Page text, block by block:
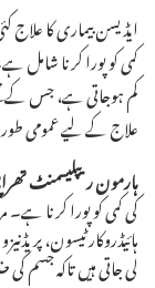
ایڈیسن بیماری کا علاج
کم ہوجاتی ہے، جس کے
علاج کے لیے عمومی
ہارمون ریپلیسمنٹ
کی کمی کو پورا کرنا ہے۔
ہائیڈروکارٹیسون،
لی جاتی ہیں تاکہ جسم